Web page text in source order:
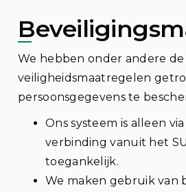
We hebben onder andere
veiligheidsmaatregelen
persoonsgegevens te
Ons systeem is alleen
verbinding vanuit het
toegankelijk.
We maken gebruik van